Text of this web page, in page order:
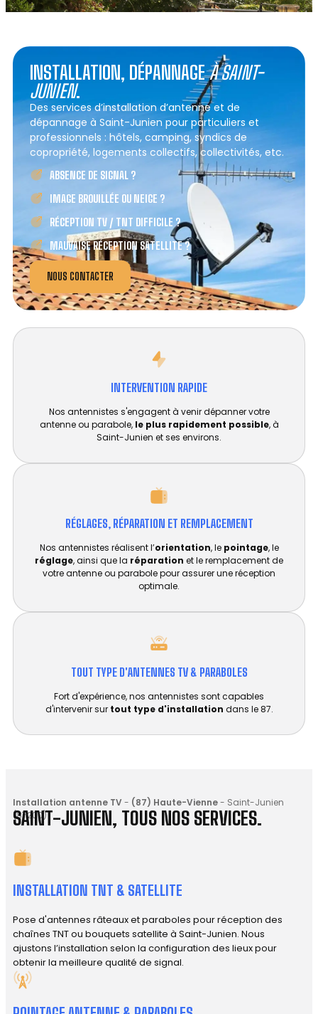
INSTALLATION, DÉPANNAGEÀ SAINT-
JUNIEN.
Des services d’installation d’antenne et de
dépannage à Saint-Junien pour particuliers et
professionnels : hôtels, camping, syndics de
copropriété, logements collectifs, collectivités, etc.
ABSENCE DE SIGNAL ?
IMAGE BROUILLÉE OU NEIGE ?
RÉCEPTION TV / TNT DIFFICILE ?
MAUVAISE RÉCEPTION SATELLITE ?
NOUS CONTACTER
INTERVENTION RAPIDE
Nos antennistes s'engagent à venir dépanner votre
antenne ou parabole, le plus rapidement possible, à
Saint-Junien et ses environs.
RÉGLAGES, RÉPARATION ET REMPLACEMENT​
Nos antennistes réalisent l’orientation, le pointage, le
réglage, ainsi que la réparation et le remplacement de
votre antenne ou parabole pour assurer une réception
optimale.
TOUT TYPE D'ANTENNES TV & PARABOLES
Fort d'expérience, nos antennistes sont capables
d'intervenir sur tout type d'installation dans le 87.
Installation antenne TV- (87) Haute-Vienne- Saint-Junien
(87200)
SAINT-JUNIEN, TOUS NOS SERVICES.
INSTALLATION TNT & SATELLITE
Pose d'antennes râteaux et paraboles pour réception des
chaînes TNT ou bouquets satellite à Saint-Junien. Nous
ajustons l’installation selon la configuration des lieux pour
obtenir la meilleure qualité de signal.